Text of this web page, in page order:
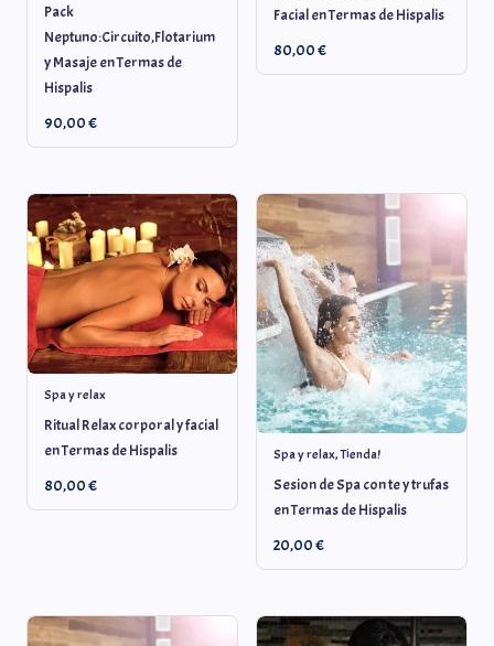
Pack
Neptuno:Circuito,Flotarium
y Masaje en Termas de
Hispalis
90,00€
Facial en Termas de Hispalis
80,00€
Spa y relax
Ritual Relax corporal y facial
en Termas de Hispalis
80,00€
Spa y relax,Tienda!
Sesion de Spa con te y trufas
en Termas de Hispalis
20,00€